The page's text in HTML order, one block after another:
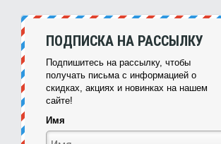
ПОДПИСКА НА РАССЫЛКУ
Подпишитесь на рассылку, чтобы
получать письма с информацией о
скидках, акциях и новинках на нашем
сайте!
Имя